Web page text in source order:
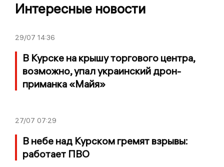
Интересные новости
29/07 14:36
В Курске на крышу торгового центра,
возможно, упал украинский дрон-
приманка «Майя»
27/07 07:29
В небе над Курском гремят взрывы:
работает ПВО